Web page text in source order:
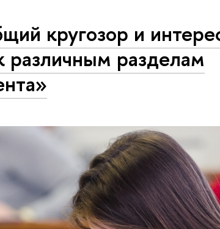
кругозор и
различным разделам